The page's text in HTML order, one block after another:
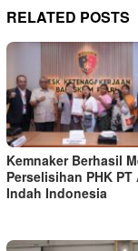
RELATED POSTS
Kemnaker Berhasil
Perselisihan PHK PT
Indah Indonesia